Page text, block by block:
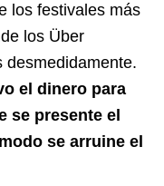
los festivales más
los Über
desmedidamente.
el dinero para
se presente el
se arruine el